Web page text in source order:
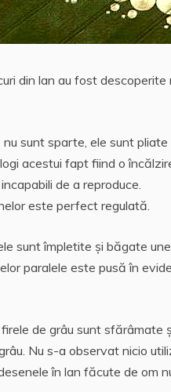
din lan au fost
sunt sparte, ele sunt
acestui fapt fiind o
de a reproduce.
este perfect regulată.
sunt împletite şi băgate
paralele este pusă în
de grâu sunt sfărâmate
Nu s-a observat nicio
în lan făcute de om